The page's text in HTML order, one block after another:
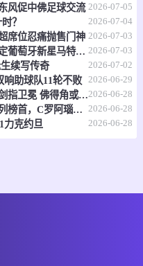
即将开始
昆士兰狮队
即将开始
风促中佛足球交流 2026-07-05
？ 2026-07-04
席位忍痛抛售门神 2026-07-03
8500万英镑！热刺豪掷创纪录身价锁定葡萄牙新星马特乌斯 2026-07-03
续写传奇 2026-07-02
响助球队11轮不败 2026-06-29
申花外援阿苏埃世界杯前瞻：阿根廷剑指卫冕 佛得角或成黑马2026-06-28
37岁老将的世界杯传奇：米拉梅西并列榜首，C罗阿瑙紧随其后 2026-06-28
力克约旦 2026-06-28